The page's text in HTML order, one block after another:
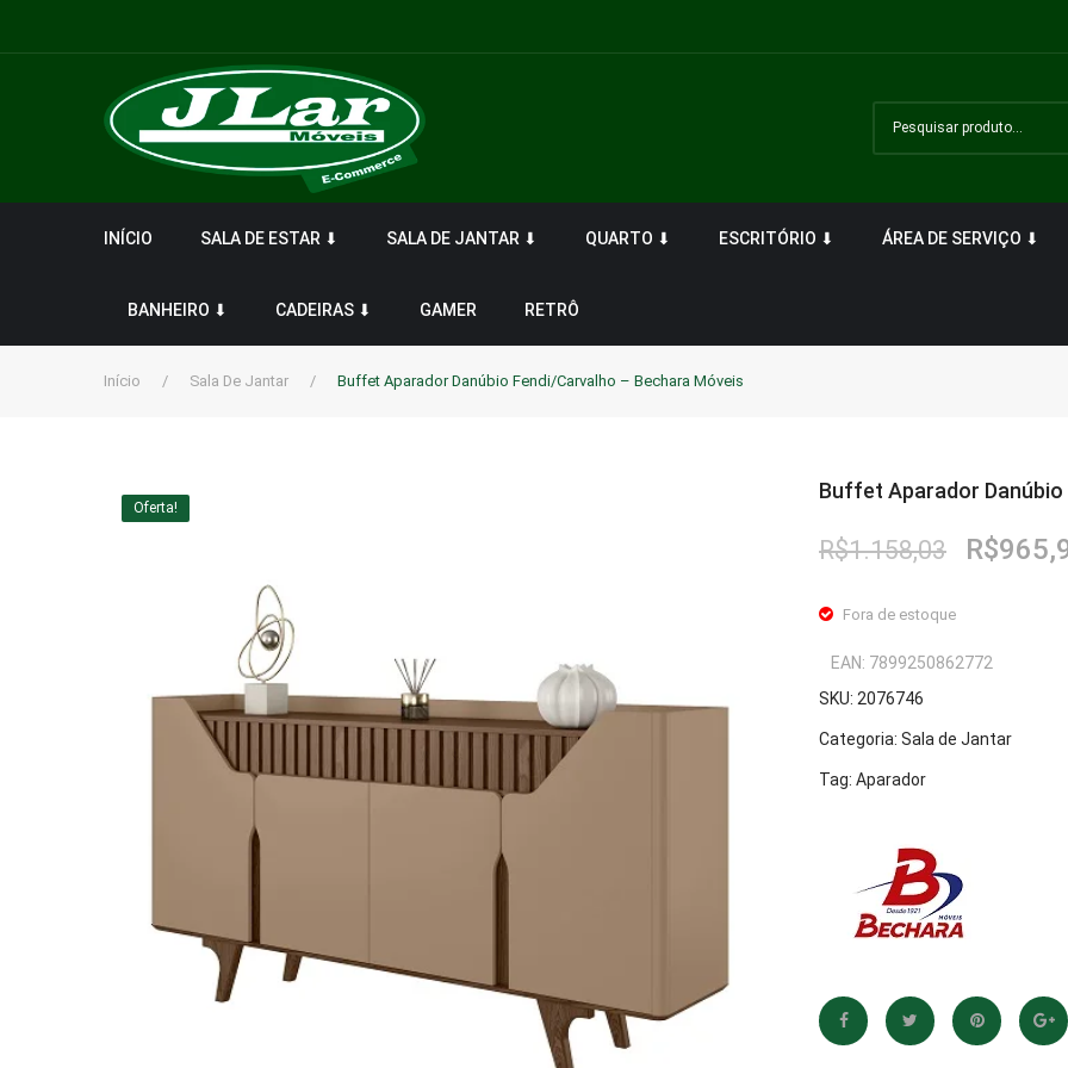
INÍCIO SALA DE ESTAR ⬇ SALA DE JANTAR ⬇ QUARTO ⬇ ESCRITÓRIO ⬇ ÁREA DE SERVIÇO ⬇
BANHEIRO ⬇ CADEIRAS ⬇ GAMER RETRÔ
Início / Sala De Jantar / Buffet Aparador Danúbio Fendi/Carvalho – Bechara Móveis
Oferta!
Buffet Aparador
R$1.158,03
O
R$
Fora de estoque
SKU: 2076746
Categoria: Sala de Jantar
Tag: Aparador
EAN: 7899250862772